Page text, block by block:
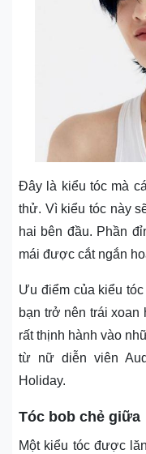
Đây là kiểu tóc mà
thử. Vì kiểu tóc này
hai bên đầu. Phần
mái được cắt ngắn
Ưu điểm của kiểu
bạn trở nên trái
rất thịnh hành vào
từ nữ diễn viên
Holiday.
Tóc bob chẻ giữa
Một kiểu tóc được